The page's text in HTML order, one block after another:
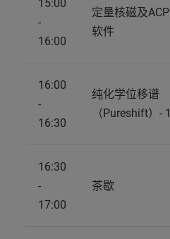
15:00
-
16:00
定量核磁及ACP
软件
16:00
-
16:30
纯化学位移谱
（Pureshift）- 1
16:30
-
17:00
茶歇